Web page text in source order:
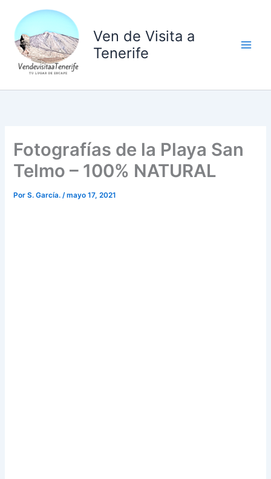
contenido
Ven de Visita a
Tenerife
Fotografías de la Playa San
Telmo – 100% NATURAL
PorS. García./mayo 17, 2021